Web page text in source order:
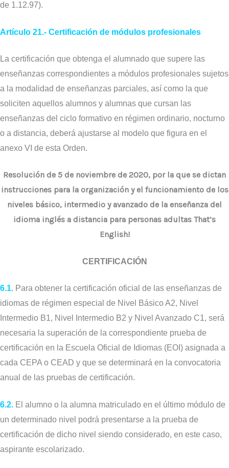
de 1.12.97).
Artículo 21.- Certificación de módulos profesionales
La certificación que obtenga el alumnado que supere las
enseñanzas correspondientes a módulos profesionales sujetos
a la modalidad de enseñanzas parciales, así como la que
soliciten aquellos alumnos y alumnas que cursan las
enseñanzas del ciclo formativo en régimen ordinario, nocturno
o a distancia, deberá ajustarse al modelo que figura en el
anexo VI de esta Orden.
Resolución de 5 de noviembre de 2020, por la que se dictan
instrucciones para la organización y el funcionamiento de los
niveles básico, intermedio y avanzado de la enseñanza del
idioma inglés a distancia para personas adultas That’s
English!
CERTIFICACIÓN
6.1. Para obtener la certificación oficial de las enseñanzas de
idiomas de régimen especial de Nivel Básico A2, Nivel
Intermedio B1, Nivel Intermedio B2 y Nivel Avanzado C1, será
necesaria la superación de la correspondiente prueba de
certificación en la Escuela Oficial de Idiomas (EOI) asignada a
cada CEPA o CEAD y que se determinará en la convocatoria
anual de las pruebas de certificación.
6.2. El alumno o la alumna matriculado en el último módulo de
un determinado nivel podrá presentarse a la prueba de
certificación de dicho nivel siendo considerado, en este caso,
aspirante escolarizado.